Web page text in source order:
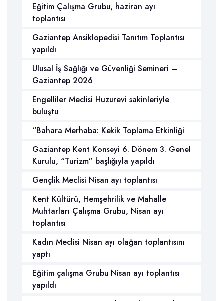
Eğitim Çalışma Grubu, haziran ayı
toplantısı
Gaziantep Ansiklopedisi Tanıtım Toplantısı
yapıldı
Ulusal İş Sağlığı ve Güvenliği Semineri –
Gaziantep 2026
Engelliler Meclisi Huzurevi sakinleriyle
buluştu
“Bahara Merhaba: Kekik Toplama Etkinliği
Gaziantep Kent Konseyi 6. Dönem 3. Genel
Kurulu, “Turizm” başlığıyla yapıldı
Gençlik Meclisi Nisan ayı toplantısı
Kent Kültürü, Hemşehrilik ve Mahalle
Muhtarları Çalışma Grubu, Nisan ayı
toplantısı
Kadın Meclisi Nisan ayı olağan toplantısını
yaptı
Eğitim çalışma Grubu Nisan ayı toplantısı
yapıldı